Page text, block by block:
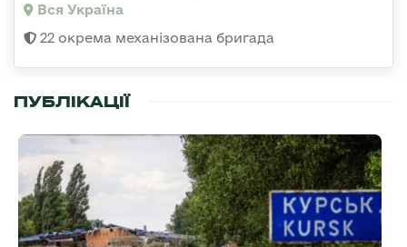
Вся Україна
22 окрема механізована бригада
ПУБЛІКАЦІЇ